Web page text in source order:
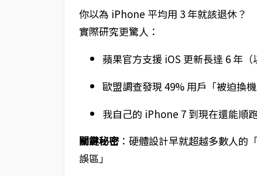
你以為 iPhone 平均用 3 年就該退休？
實際研究更驚人：
蘋果官方支援 iOS 更新長達 6 年（
歐盟調查發現 49% 用戶「被迫換
我自己的 iPhone 7 到現在還能順
關鍵秘密：硬體設計早就超越多數人的
誤區」